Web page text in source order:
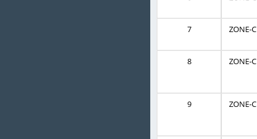
7 ZONE-C
8 ZONE-C
9 ZONE-C